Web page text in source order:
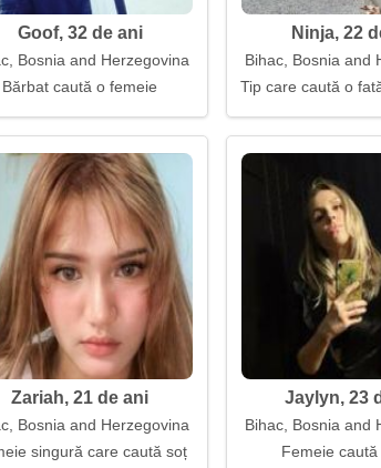
Goof, 32 de ani
Bosnia and Herzegovina
Bărbat caută o femeie
Ninja, 22
Bihac, Bosnia and
Tip care caută o
Zariah, 21 de ani
Bosnia and Herzegovina
singură care caută soț
Jaylyn, 23
Bihac, Bosnia and
Femeie